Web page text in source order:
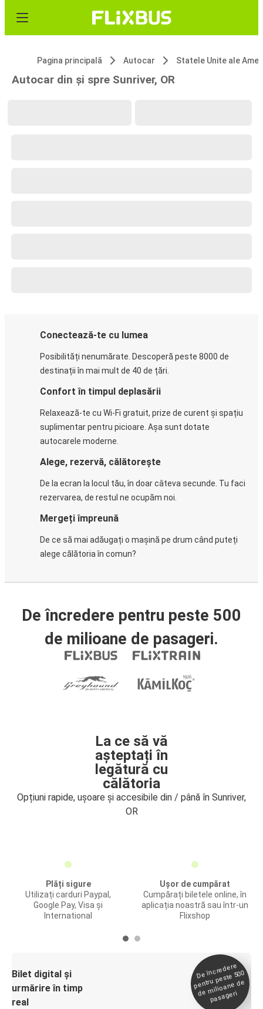
Pagina principală Autocar
Autocar din și spre Sunriver, OR
Conectează-te cu lumea
Posibilități nenumărate. Descoperă peste 8000 de
destinații în mai mult de 40 de țări.
Confort în timpul deplasării
Relaxează-te cu Wi-Fi gratuit, prize de curent și spațiu
suplimentar pentru picioare. Așa sunt dotate
autocarele moderne.
Alege, rezervă, călătorește
De la ecran la locul tău, în doar câteva secunde. Tu faci
rezervarea, de restul ne ocupăm noi.
Mergeți împreună
De ce să mai adăugați o mașină pe drum când puteți
alege călătoria în comun?
De încredere pentru peste 500
de milioane de pasageri.
La ce să vă
așteptați în
legătură cu
călătoria
Opțiuni rapide, ușoare și accesibile din / până în Sunriver,
OR
Plăți sigure
Utilizați carduri Paypal,
Google Pay, Visa și
International
Ușor de cumpărat
Cumpărați biletele online, în
aplicația noastră sau într-un
Flixshop
Bilet digital și
urmărire în timp
real
De încredere
pentru peste 500
de
milioane de
pasageri